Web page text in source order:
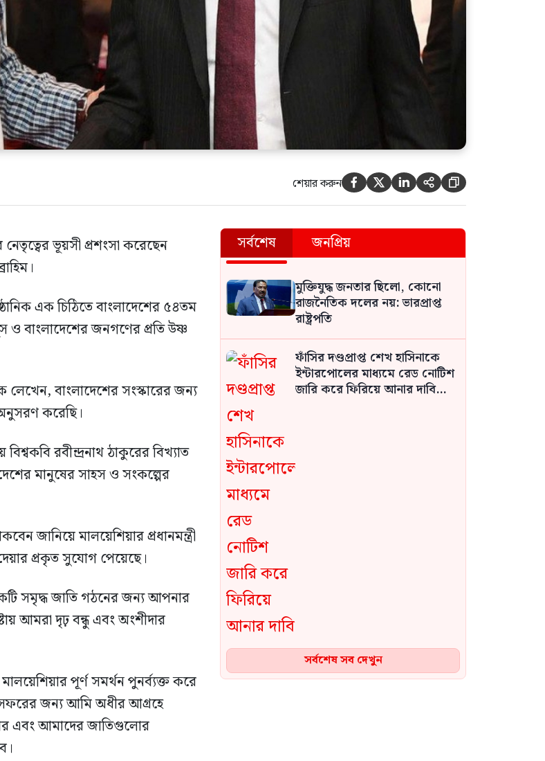
শেয়ার করুন     
নেতৃত্বের ভূয়সী প্রশংসা করেছেন
এক চিঠিতে বাংলাদেশের ৫৪তম
ও বাংলাদেশের জনগণের প্রতি উষ্ণ
লেখেন, বাংলাদেশের সংস্কারের জন্য
করেছি।
বিশ্বকবি রবীন্দ্রনাথ ঠাকুরের বিখ্যাত
মানুষের সাহস ও সংকল্পের
জানিয়ে মালয়েশিয়ার প্রধানমন্ত্রী
প্রকৃত সুযোগ পেয়েছে।
সমৃদ্ধ জাতি গঠনের জন্য আপনার
আমরা দৃঢ় বন্ধু এবং অংশীদার
পূর্ণ সমর্থন পুনর্ব্যক্ত করে
জন্য আমি অধীর আগ্রহে
এবং আমাদের জাতিগুলোর
সর্বশেষ জনপ্রিয়
মুক্তিযুদ্ধ জনতার ছিলো, কোনো
রাজনৈতিক দলের নয়: ভারপ্রাপ্ত
রাষ্ট্রপতি
ফাঁসির দণ্ডপ্রাপ্ত শেখ হাসিনাকে
ইন্টারপোলের মাধ্যমে রেড নোটিশ
জারি করে ফিরিয়ে আনার দাবি
সর্বশেষ সব দেখুন